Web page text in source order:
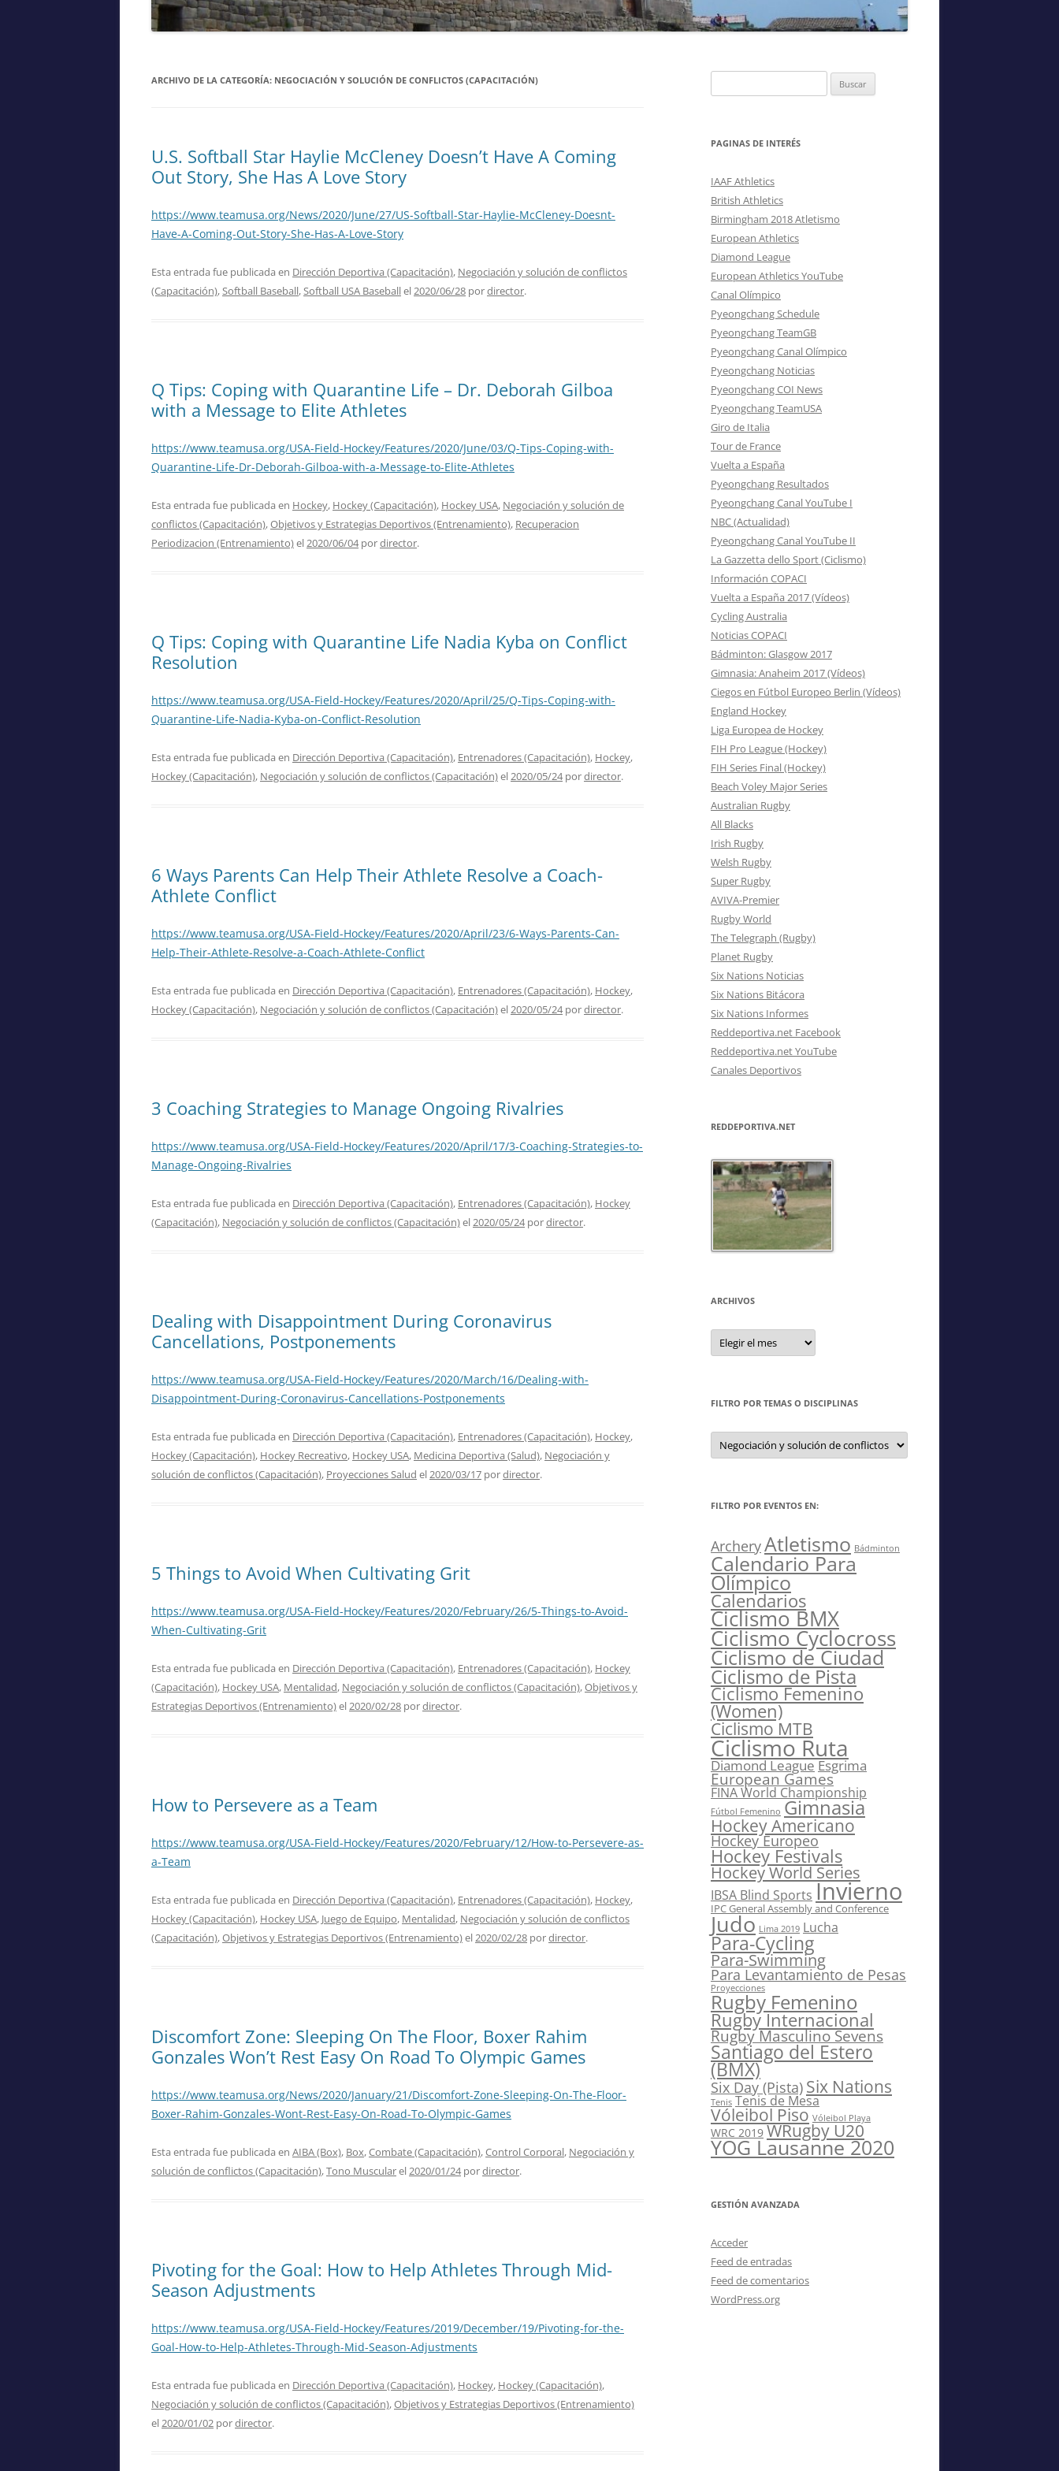
URBAN CYCLING
CICLISMO CYCLOCROSS
GOLF
LUCHA
RUEDAS
RUGBY
CONTINENTAL UEC
USA
GB
PARAOLÍMPICOS PARA-INVIERNO
ENTRENAMIENTO
AFILIADOS EDUCACIÓN (PROYECCIÓN).–
SOCIALIZACIÓN (ACT)
ARCHIVO DE LA CATEGORÍA: NEGOCIACIÓN Y SOLUCIÓN DE CONFLICTOS (CAPACITACIÓN)
U.S. Softball Star Haylie McCleney Doesn’t Have A Coming
Out Story, She Has A Love Story
https://www.teamusa.org/News/2020/June/27/US-Softball-Star-Haylie-McCleney-Doesnt-
Have-A-Coming-Out-Story-She-Has-A-Love-Story
Esta entrada fue publicada en Dirección Deportiva (Capacitación), Negociación y solución de conflictos
(Capacitación), Softball Baseball, Softball USA Baseballel 2020/06/28 pordirector.
Q Tips: Coping with Quarantine Life – Dr. Deborah Gilboa
with a Message to Elite Athletes
https://www.teamusa.org/USA-Field-Hockey/Features/2020/June/03/Q-Tips-Coping-with-
Quarantine-Life-Dr-Deborah-Gilboa-with-a-Message-to-Elite-Athletes
Esta entrada fue publicada en Hockey, Hockey (Capacitación), Hockey USA, Negociación y solución de
conflictos (Capacitación),Objetivos y Estrategias Deportivos (Entrenamiento), Recuperacion
Periodizacion (Entrenamiento)el 2020/06/04pordirector.
Q Tips: Coping with Quarantine Life Nadia Kyba on Conflict
Resolution
https://www.teamusa.org/USA-Field-Hockey/Features/2020/April/25/Q-Tips-Coping-with-
Quarantine-Life-Nadia-Kyba-on-Conflict-Resolution
Esta entrada fue publicada en Dirección Deportiva (Capacitación), Entrenadores (Capacitación), Hockey,
Hockey (Capacitación), Negociación y solución de conflictos (Capacitación)el 2020/05/24pordirector.
6 Ways Parents Can Help Their Athlete Resolve a Coach-
Athlete Conflict
https://www.teamusa.org/USA-Field-Hockey/Features/2020/April/23/6-Ways-Parents-Can-
Help-Their-Athlete-Resolve-a-Coach-Athlete-Conflict
Esta entrada fue publicada en Dirección Deportiva (Capacitación), Entrenadores (Capacitación), Hockey,
Hockey (Capacitación), Negociación y solución de conflictos (Capacitación)el 2020/05/24pordirector.
3 Coaching Strategies to Manage Ongoing Rivalries
https://www.teamusa.org/USA-Field-Hockey/Features/2020/April/17/3-Coaching-Strategies-to-
Manage-Ongoing-Rivalries
Esta entrada fue publicada en Dirección Deportiva (Capacitación), Entrenadores (Capacitación), Hockey
(Capacitación), Negociación y solución de conflictos (Capacitación)el 2020/05/24pordirector.
Dealing with Disappointment During Coronavirus
Cancellations, Postponements
https://www.teamusa.org/USA-Field-Hockey/Features/2020/March/16/Dealing-with-
Disappointment-During-Coronavirus-Cancellations-Postponements
Esta entrada fue publicada en Dirección Deportiva (Capacitación), Entrenadores (Capacitación), Hockey,
Hockey (Capacitación), Hockey Recreativo, Hockey USA, Medicina Deportiva (Salud), Negociación y
solución de conflictos (Capacitación), Proyecciones Salud el 2020/03/17 pordirector.
5 Things to Avoid When Cultivating Grit
https://www.teamusa.org/USA-Field-Hockey/Features/2020/February/26/5-Things-to-Avoid-
When-Cultivating-Grit
Esta entrada fue publicada en Dirección Deportiva (Capacitación), Entrenadores (Capacitación), Hockey
(Capacitación), Hockey USA, Mentalidad, Negociación y solución de conflictos (Capacitación),Objetivos y
Estrategias Deportivos (Entrenamiento)el 2020/02/28 pordirector.
How to Persevere as a Team
https://www.teamusa.org/USA-Field-Hockey/Features/2020/February/12/How-to-Persevere-as-
a-Team
Esta entrada fue publicada en Dirección Deportiva (Capacitación), Entrenadores (Capacitación), Hockey,
Hockey (Capacitación), Hockey USA, Juego de Equipo, Mentalidad, Negociación y solución de conflictos
(Capacitación),Objetivos y Estrategias Deportivos (Entrenamiento)el 2020/02/28 pordirector.
Discomfort Zone: Sleeping On The Floor, Boxer Rahim
Gonzales Won’t Rest Easy On Road To Olympic Games
https://www.teamusa.org/News/2020/January/21/Discomfort-Zone-Sleeping-On-The-Floor-
Boxer-Rahim-Gonzales-Wont-Rest-Easy-On-Road-To-Olympic-Games
Esta entrada fue publicada en AIBA (Box), Box,Combate (Capacitación),Control Corporal, Negociación y
solución de conflictos (Capacitación),Tono Muscularel 2020/01/24pordirector.
Pivoting for the Goal: How to Help Athletes Through Mid-
Season Adjustments
https://www.teamusa.org/USA-Field-Hockey/Features/2019/December/19/Pivoting-for-the-
Goal-How-to-Help-Athletes-Through-Mid-Season-Adjustments
Esta entrada fue publicada en Dirección Deportiva (Capacitación), Hockey, Hockey (Capacitación),
Negociación y solución de conflictos (Capacitación),Objetivos y Estrategias Deportivos (Entrenamiento)
el 2020/01/02 pordirector.
PAGINAS DE INTERÉS
IAAF Athletics
British Athletics
Birmingham 2018 Atletismo
European Athletics
Diamond League
European Athletics YouTube
Canal Olímpico
Pyeongchang Schedule
Pyeongchang TeamGB
Pyeongchang Canal Olímpico
Pyeongchang Noticias
Pyeongchang COI News
Pyeongchang TeamUSA
Giro de Italia
Tour de France
Vuelta a España
Pyeongchang Resultados
Pyeongchang Canal YouTube I
NBC (Actualidad)
Pyeongchang Canal YouTube II
La Gazzetta dello Sport (Ciclismo)
Información COPACI
Vuelta a España 2017 (Vídeos)
Cycling Australia
Noticias COPACI
Bádminton: Glasgow 2017
Gimnasia: Anaheim 2017 (Vídeos)
Ciegos en Fútbol Europeo Berlin (Vídeos)
England Hockey
Liga Europea de Hockey
FIH Pro League (Hockey)
FIH Series Final (Hockey)
Beach Voley Major Series
Australian Rugby
All Blacks
Irish Rugby
Welsh Rugby
Super Rugby
AVIVA-Premier
Rugby World
The Telegraph (Rugby)
Planet Rugby
Six Nations Noticias
Six Nations Bitácora
Six Nations Informes
Reddeportiva.net Facebook
Reddeportiva.net YouTube
Canales Deportivos
REDDEPORTIVA.NET
ARCHIVOS
Archivos
FILTRO POR TEMAS O DISCIPLINAS
Filtro
por
Temas
FILTRO POR EVENTOS EN:
ArcheryAtletismo Bádminton
Calendario Para
Olímpico
Calendarios
Ciclismo BMX
Ciclismo Cyclocross
Ciclismo de Ciudad
Ciclismo de Pista
Ciclismo Femenino
(Women)
Ciclismo MTB
Ciclismo Ruta
Diamond LeagueEsgrima
European Games
FINA World Championship
Fútbol Femenino Gimnasia
Hockey Americano
Hockey Europeo
Hockey Festivals
Hockey World Series
IBSA Blind Sports Invierno
IPC General Assembly and Conference
Judo Lima 2019 Lucha
Para-Cycling
Para-Swimming
Para Levantamiento de Pesas
Proyecciones
Rugby Femenino
Rugby Internacional
Rugby Masculino Sevens
Santiago del Estero
(BMX)
Six Day (Pista) Six Nations
Tenis Tenis de Mesa
Vóleibol Piso Vóleibol Playa
WRC 2019 WRugby U20
YOG Lausanne 2020
GESTIÓN AVANZADA
Acceder
Feed de entradas
Feed de comentarios
WordPress.org